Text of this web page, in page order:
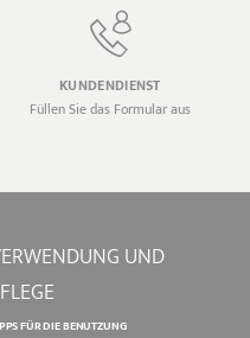
KUNDENDIENST
Füllen Sie das Formular aus
UND
FÜR DIE BENUTZUNG